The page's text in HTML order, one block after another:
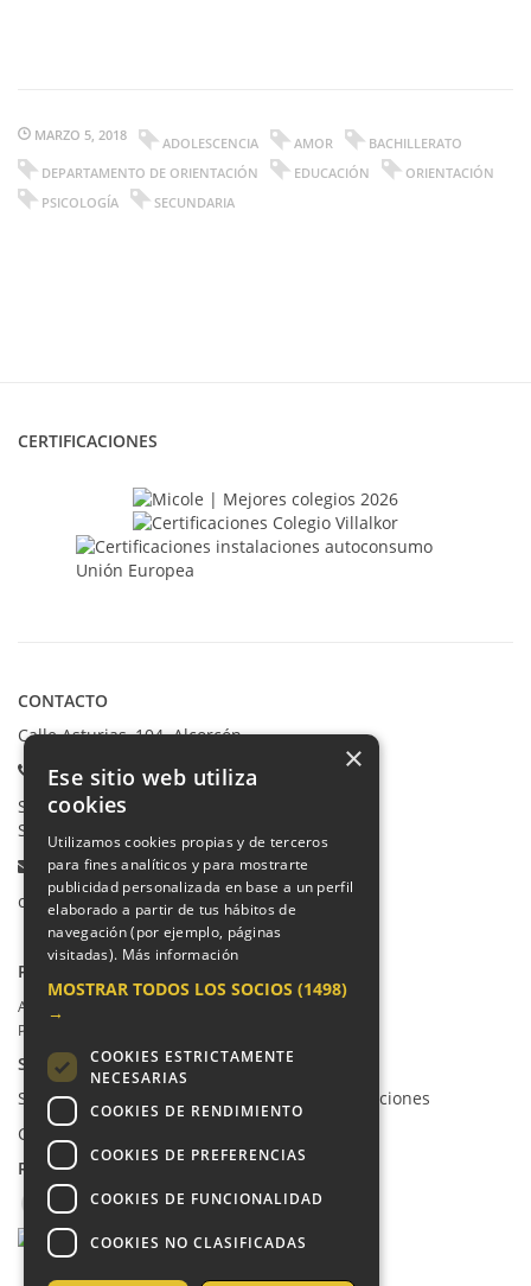
MARZO 5, 2018 ADOLESCENCIA AMOR
BACHILLERATO
DEPARTAMENTO DE ORIENTACIÓN
EDUCACIÓN
ORIENTACIÓN
PSICOLOGÍA
SECUNDARIA
CERTIFICACIONES
CONTACTO
Calle Asturias, 104. Alcorcón
Teléfonos:
Secretaría Ppal:
Secretaría Infantil:
Email:
colegio@villalkor.com
PRIVACIDAD
Aviso legal / Política de privacidad
Política de cookies
SUGERENCIAS Y CANAL DE DENUNCIAS
Sugerencias, Quejas, Reclamaciones y Felicitaciones
Canal de denuncias
REDES SOCIALES
×
Ese sitio web utiliza
cookies
Utilizamos cookies propias y de terceros
para fines analíticos y para mostrarte
publicidad personalizada en base a un perfil
elaborado a partir de tus hábitos de
navegación (por ejemplo, páginas
visitadas). Más información
MOSTRAR TODOS LOS SOCIOS (1498)
→
COOKIES ESTRICTAMENTE
NECESARIAS
COOKIES DE RENDIMIENTO
COOKIES DE PREFERENCIAS
COOKIES DE FUNCIONALIDAD
COOKIES NO CLASIFICADAS